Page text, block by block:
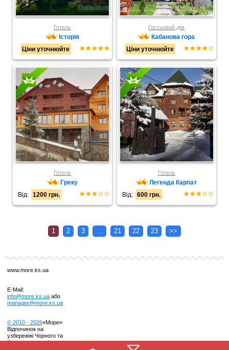
Готель
Історія
Ціни уточнюйте
Гостьовий дім
Кабанова гора
Ціни уточнюйте
Готель
Греку
Від:
1200 грн.
Готель
Легенда Карпат
Від:
600 грн.
1 2 3 … 21 22 23 >>
www.more.ks.ua
E-Mail:
info@more.ks.uaабо
manager@more.ks.ua
© 2010 - 2026«Море»
Відпочинок на
узбережжі Чорного та
Азовського морів